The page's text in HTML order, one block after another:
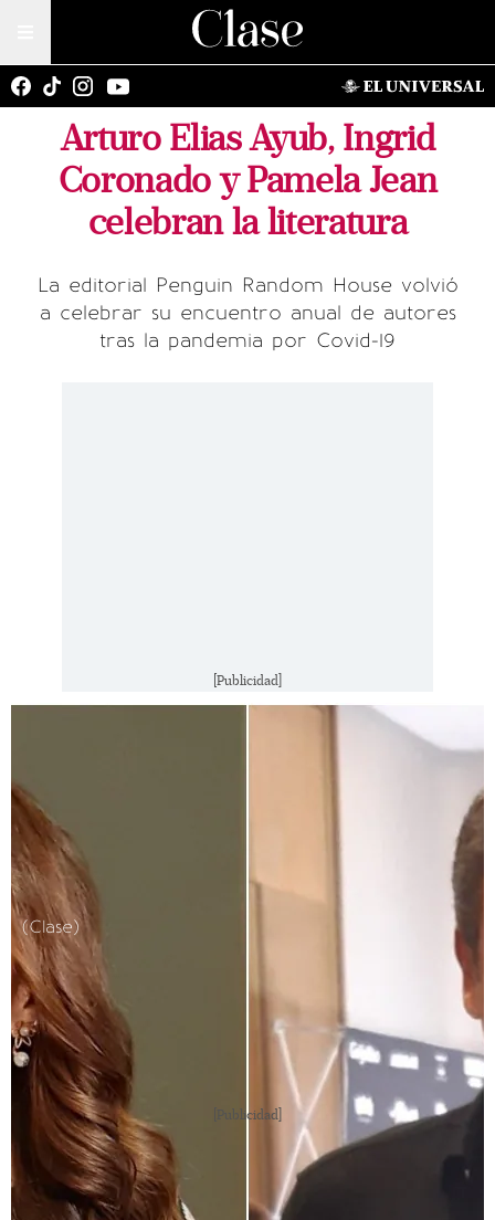
Arturo Elias Ayub, Ingrid
Coronado y Pamela Jean
celebran la literatura
La editorial Penguin Random House volvió
a celebrar su encuentro anual de autores
tras la pandemia por Covid-19
[Publicidad]
(Clase)
[Publicidad]